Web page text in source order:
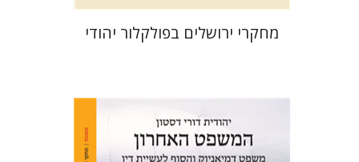
מחקרי ירושלים בפולקלור יהודי